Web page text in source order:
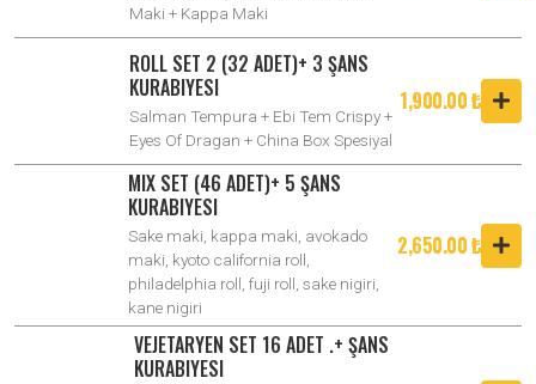
Maki + Kappa Maki
ROLL SET 2 (32 ADET)+ 3 ŞANS
KURABIYESI
Salman Tempura + Ebi Tem Crispy +
Eyes Of Dragan + China Box Spesiyal
1,900.00 ₺
MIX SET (46 ADET)+ 5 ŞANS
KURABIYESI
Sake maki, kappa maki, avokado
maki, kyoto california roll,
philadelphia roll, fuji roll, sake nigiri,
kane nigiri
2,650.00 ₺
VEJETARYEN SET 16 ADET .+ ŞANS
KURABIYESI